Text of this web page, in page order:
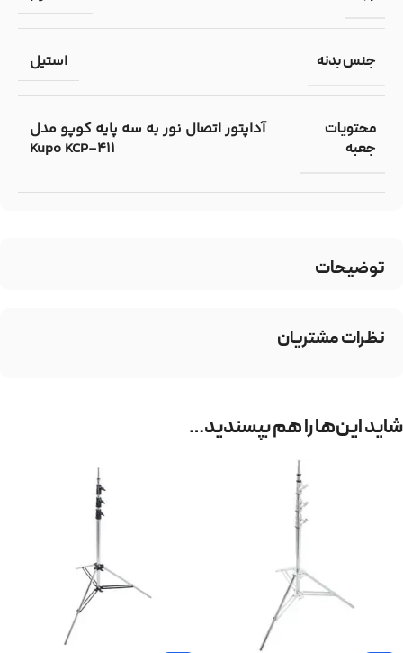
توضیحات
جنس بدنه استیل
محتویات
جعبه
آداپتور اتصال نور به سه پایه کوپو مدل
Kupo KCP-411
نظرات مشتریان
شاید این‌ها را هم بپسندید…